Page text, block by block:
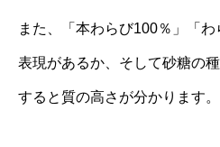
また、「本わらび100％」「
表現があるか、そして砂糖の
すると質の高さが分かります。